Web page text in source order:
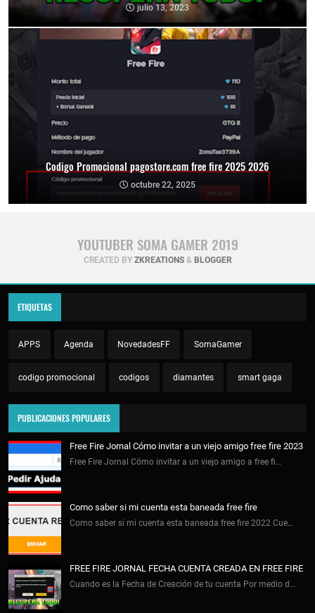
julio 13, 2023
Codigo Promocional pagostore.com free fire 2025 2026
octubre 22, 2025
YOUTUBER SOMA GAMER 2019
CREATED BY ZKREATIONS& BLOGGER
ETIQUETAS
APPS Agenda NovedadesFF SomaGamer
codigo promocional codigos diamantes smart gaga
PUBLICACIONES POPULARES
Free Fire Jornal Cómo invitar a un viejo amigo free fire 2023
Free Fire Jornal Cómo invitar a un viejo amigo a free fi…
Como saber si mi cuenta esta baneada free fire
Como saber si mi cuenta esta baneada free fire 2022 Cue…
FREE FIRE JORNAL FECHA CUENTA CREADA EN FREE FIRE
Cuando es la Fecha de Creación de tu cuenta Por medio d…